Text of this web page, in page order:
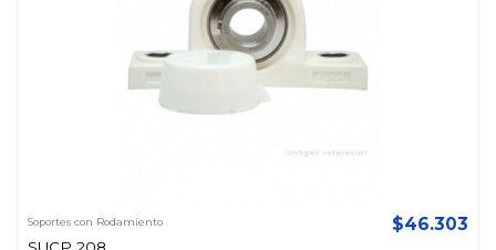
Soportes con Rodamiento
SUCP 208
$46.303